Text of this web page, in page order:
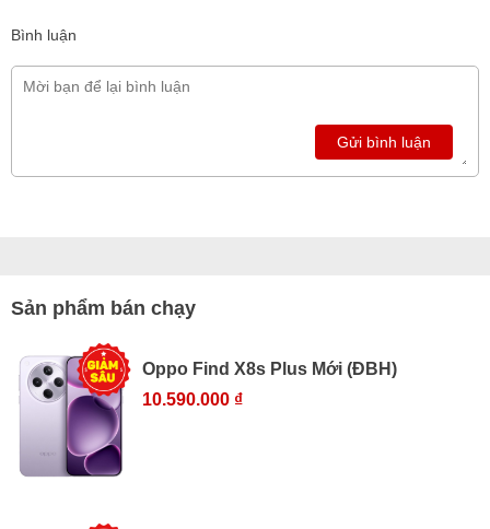
Bình luận
Gửi bình luận
Sản phẩm bán chạy
Oppo Find X8s Plus Mới (ĐBH)
10.590.000 ₫